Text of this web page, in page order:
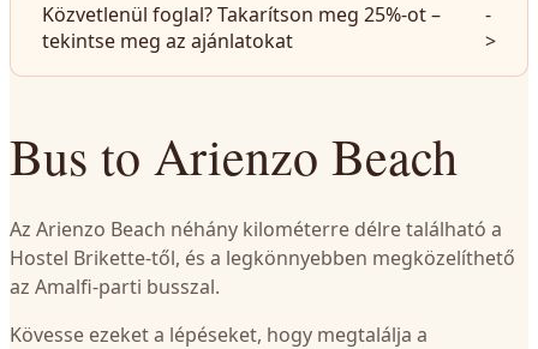
Közvetlenül foglal? Takarítson meg 25%-ot –
tekintse meg az ajánlatokat
-
>
Bus to Arienzo Beach
Az Arienzo Beach néhány kilométerre délre található a
Hostel Brikette-től, és a legkönnyebben megközelíthető
az Amalfi-parti busszal.
Kövesse ezeket a lépéseket, hogy megtalálja a